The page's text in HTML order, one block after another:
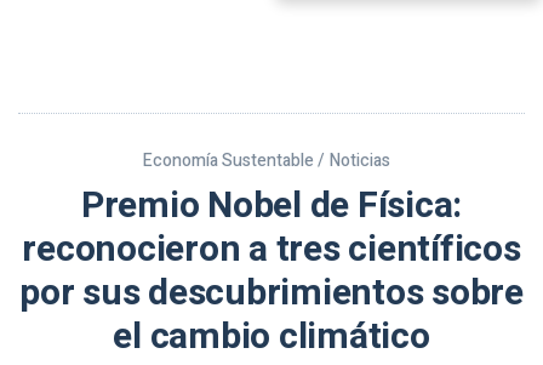
Economía Sustentable / Noticias
Premio Nobel de Física:
reconocieron a tres científicos
por sus descubrimientos sobre
el cambio climático